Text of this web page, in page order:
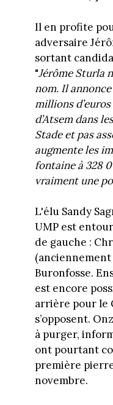
Il en profite
adversaire
sortant
"Jérôme Sturla
nom. Il
millions
d’Atsem dans
Stade et pas
augmente les
fontaine à 328
vraiment une
L'élu Sandy
UMP est
de gauche :
Buronfosse.
est encore
arrière pour le
s’opposent.
à purger,
ont pourtant
première
novembre.